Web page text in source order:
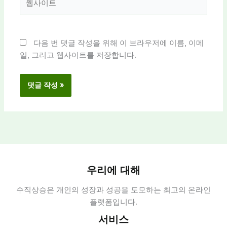
다음 번 댓글 작성을 위해 이 브라우저에 이름, 이메
일, 그리고 웹사이트를 저장합니다.
우리에 대해
수직상승은 개인의 성장과 성공을 도모하는 최고의 온라인
플랫폼입니다.
서비스